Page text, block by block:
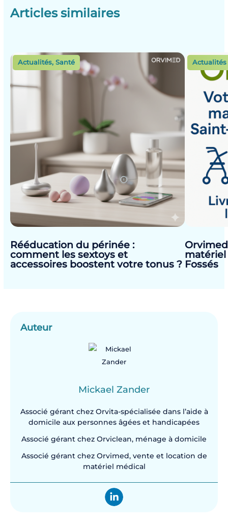
Articles similaires
Rééducation du périnée :
comment les sextoys et
accessoires boostent votre tonus ?
Actualités, Santé
matériel
Fossés
Actualités
Auteur
Mickael Zander
Associé gérant chez Orvita-spécialisée dans l’aide à
domicile aux personnes âgées et handicapées
Associé gérant chez Orviclean, ménage à domicile
Associé gérant chez Orvimed, vente et location de
matériel médical